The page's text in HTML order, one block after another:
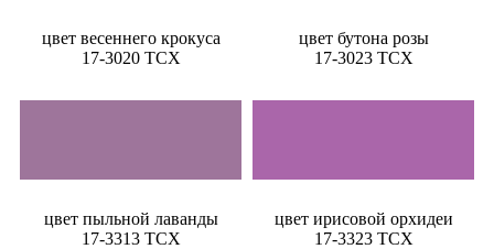
цвет весеннего крокуса
17-3020 TCX
цвет бутона розы
17-3023 TCX
цвет пыльной лаванды
17-3313 TCX
цвет ирисовой орхидеи
17-3323 TCX